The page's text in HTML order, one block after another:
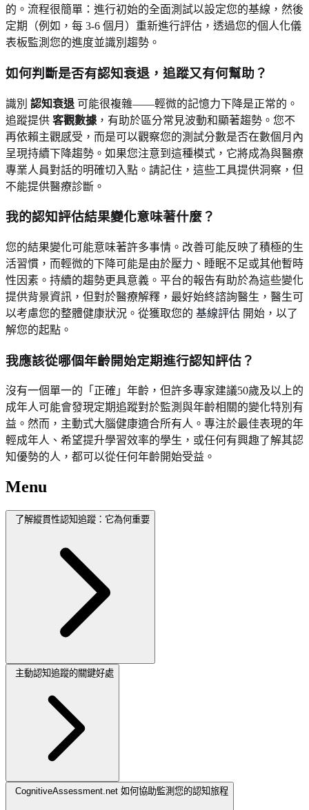
的。流程很簡單：進行初始的全面測試以設定您的基線，然後
定期（例如，每 3-6 個月）重新進行評估，透過您的個人化儀
表板監測您的進度並識別趨勢。
如何判斷是否有認知衰退，追蹤又有何幫助？
識別 認知衰退 可能很複雜——輕微的記憶力下降是正常的。
追蹤提供 客觀數據 ，有助於區分常見波動和顯著趨勢。您不
再依賴主觀感受，而是可以觀察您的測試分數是否在數個月內
呈現持續下降趨勢。如果您注意到這種模式，它將成為與醫療
專業人員對話的明確切入點。請記住，這些工具提供洞察，但
不能提供醫療診斷。
我的認知評估結果變化意味著什麼？
您的結果變化可能意味著許多事情。改善可能反映了積極的生
活習慣，而輕微的下降可能是由於壓力、睡眠不足或其他暫時
性因素。持續的趨勢更具意義。平台的報告有助於為這些變化
提供背景資訊，但對於醫療解釋，最好始終諮詢醫生，醫生可
以考慮您的整體健康狀況。從獲取您的 基線評估 開始，以了
解您的起點。
我應該從哪個年齡開始定期進行認知評估？
沒有一個單一的「正確」年齡，但許多專家建議50歲及以上的
成年人可能會發現定期追蹤對於監測與年齡相關的變化特別有
益。然而，主動式大腦健康適合所有人。專注於最佳表現的年
輕成年人、希望提升學習效率的學生，或任何有興趣了解其認
知優勢的人，都可以從任何年齡開始受益。
Menu
了解縱貫性認知追蹤：它為何重要
主動認知追蹤的關鍵好處
CognitiveAssessment.net 如何協助監測您的認知旅程